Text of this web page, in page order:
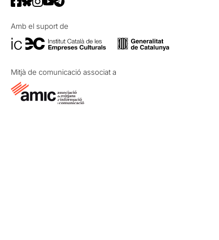
Amb el suport de
Mitjà de comunicació associat a